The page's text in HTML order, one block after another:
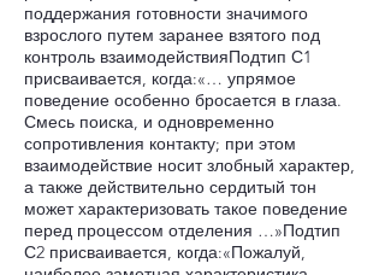
поддержания готовности значимого
взрослого путем заранее взятого под
контроль взаимодействияПодтип С1
присваивается, когда:«… упрямое
поведение особенно бросается в глаза.
Смесь поиска, и одновременно
сопротивления контакту; при этом
взаимодействие носит злобный характер,
а также действительно сердитый тон
может характеризовать такое поведение
перед процессом отделения …»Подтип
С2 присваивается, когда:«Пожалуй,